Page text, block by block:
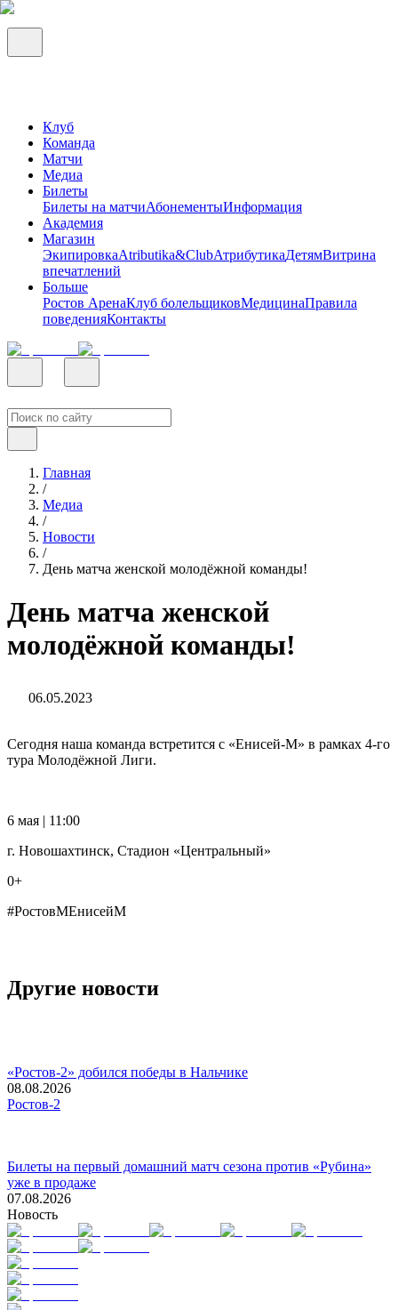
Клуб
Команда
Матчи
Медиа
Билеты
Билеты на матчиАбонементыИнформация
Академия
Магазин
ЭкипировкаAtributika&ClubАтрибутикаДетямВитрина
впечатлений
Больше
Ростов АренаКлуб болельщиковМедицинаПравила
поведенияКонтакты
Главная
/
Медиа
/
Новости
/
День матча женской молодёжной команды!
День матча женской
молодёжной команды!
06.05.2023
Сегодня наша команда встретится с «Енисей-М» в рамках 4-го
тура Молодёжной Лиги.
6 мая | 11:00
г. Новошахтинск, Стадион «Центральный»
0+
#РостовМЕнисейМ
Другие новости
«Ростов-2» добился победы в Нальчике
08.08.2026
Ростов-2
Билеты на первый домашний матч сезона против «Рубина»
уже в продаже
07.08.2026
Новость